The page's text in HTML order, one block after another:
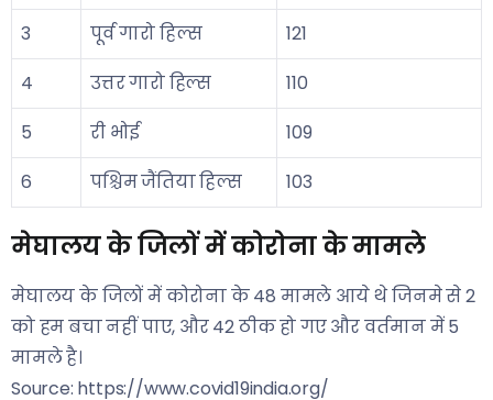
3
पूर्व गारो हिल्स
121
4
उत्तर गारो हिल्स
110
5
री भोई
109
6
पश्चिम जैंतिया हिल्स 103
मेघालय के जिलों में कोरोना के मामले
मेघालय के जिलों में कोरोना के 48 मामले आये थे जिनमे से 2
को हम बचा नहीं पाए, और 42 ठीक हो गए और वर्तमान में 5
मामले है।
Source: https://www.covid19india.org/